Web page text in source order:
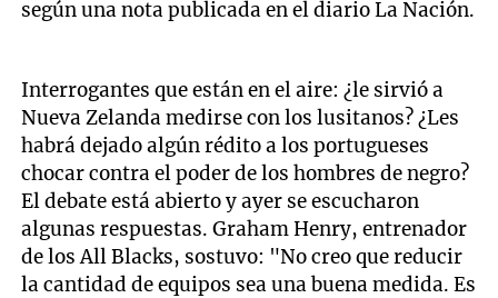
según una nota publicada en el diario La Nación.
Interrogantes que están en el aire: ¿le sirvió a
Nueva Zelanda medirse con los lusitanos? ¿Les
habrá dejado algún rédito a los portugueses
chocar contra el poder de los hombres de negro?
El debate está abierto y ayer se escucharon
algunas respuestas. Graham Henry, entrenador
de los All Blacks, sostuvo: "No creo que reducir
la cantidad de equipos sea una buena medida. Es